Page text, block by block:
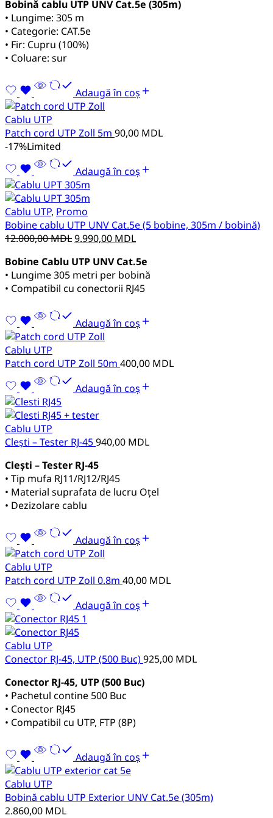
Bobină cablu UTP UNV Cat.5e (305m)
• Lungime: 305 m
• Categorie: CAT.5e
• Fir: Cupru (100%)
• Coluare: sur
Adaugă în coș
Cablu UTP
Patch cord UTP Zoll 5m 90,00 MDL
-17%Limited
Adaugă în coș
Cablu UTP, Promo
Bobine cablu UTP UNV Cat.5e (5 bobine, 305m / bobină)
12.000,00MDLPrețul
a
fost:
12.000,00 MDL.
9.990,00 MDLPrețul
este:
9.990,00 MDL.
Bobine Cablu UTP UNV Cat.5e
• Lungime 305 metri per bobină
• Compatibil cu conectorii RJ45
Adaugă în coș
Cablu UTP
Patch cord UTP Zoll 50m 400,00 MDL
Adaugă în coș
Cablu UTP
Clești – Tester RJ-45940,00 MDL
Clești – Tester RJ-45
• Tip mufa RJ11/RJ12/RJ45
• Material suprafata de lucru Oțel
• Dezizolare cablu
Adaugă în coș
Cablu UTP
Patch cord UTP Zoll 0.8m 40,00 MDL
Adaugă în coș
Cablu UTP
Conector RJ-45, UTP (500 Buc)925,00 MDL
Conector RJ-45, UTP (500 Buc)
• Pachetul contine 500 Buc
• Conector RJ45
• Compatibil cu UTP, FTP (8P)
Adaugă în coș
Cablu UTP
Bobină cablu UTP Exterior UNV Cat.5e (305m)
2.860,00 MDL